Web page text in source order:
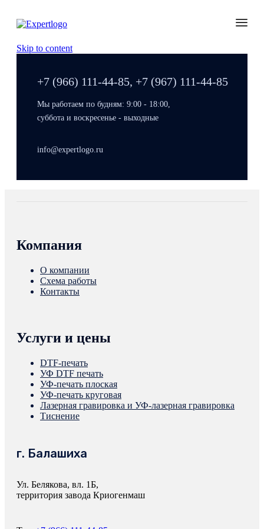
Skip to content
+7 (966) 111-44-85, +7 (967) 111-44-85
Мы работаем по будням: 9:00 - 18:00,
суббота и воскресенье - выходные
info@expertlogo.ru
Компания
О компании
Схема работы
Контакты
Услуги и цены
DTF-печать
УФ DTF печать
УФ-печать плоская
УФ-печать круговая
Лазерная гравировка и УФ-лазерная гравировка
Тиснение
г. Балашиха
Ул. Белякова, вл. 1Б,
территория завода Криогенмаш